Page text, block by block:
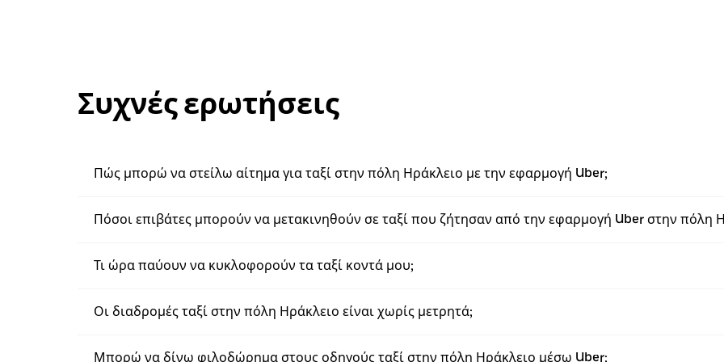
Συχνές ερωτήσεις
Πώς μπορώ να στείλω αίτημα για ταξί στην πόλη Ηράκλειο με την εφαρμογή Uber;
Πόσοι επιβάτες μπορούν να μετακινηθούν σε ταξί που ζήτησαν από την εφαρμογή Uber στην πόλη
Τι ώρα παύουν να κυκλοφορούν τα ταξί κοντά μου;
Οι διαδρομές ταξί στην πόλη Ηράκλειο είναι χωρίς μετρητά;
Μπορώ να δίνω φιλοδώρημα στους οδηγούς ταξί στην πόλη Ηράκλειο μέσω Uber;